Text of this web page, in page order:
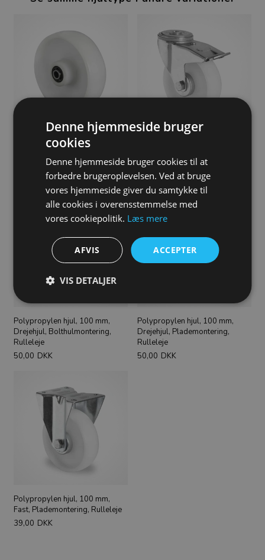
Polypropylen hjul, 100 mm,
DKK
Bolthulmontering, Rulleleje
69,00 DKK
Polypropylen hjul, 100 mm,
Drejehjul, Bolthulmontering,
Rulleleje
50,00 DKK
Polypropylen hjul, 100 mm,
Drejehjul, Plademontering,
Rulleleje
50,00 DKK
Polypropylen hjul, 100 mm,
Fast, Plademontering, Rulleleje
39,00 DKK
Denne hjemmeside bruger
cookies
Denne hjemmeside bruger cookies til at
forbedre brugeroplevelsen. Ved at bruge
vores hjemmeside giver du samtykke til
alle cookies i overensstemmelse med
vores cookiepolitik. Læs mere
ACCEPTER
AFVIS
VIS DETALJER